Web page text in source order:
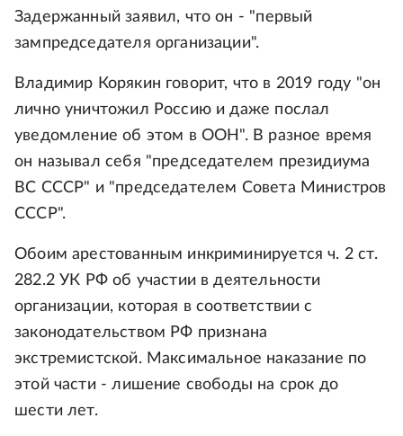
Задержанный заявил, что он - "первый
зампредседателя организации".
Владимир Корякин говорит, что в 2019 году "он
лично уничтожил Россию и даже послал
уведомление об этом в ООН". В разное время
он называл себя "председателем президиума
ВС СССР" и "председателем Совета Министров
СССР".
Обоим арестованным инкриминируется ч. 2 ст.
282.2 УК РФ об участии в деятельности
организации, которая в соответствии с
законодательством РФ признана
экстремистской. Максимальное наказание по
этой части - лишение свободы на срок до
шести лет.